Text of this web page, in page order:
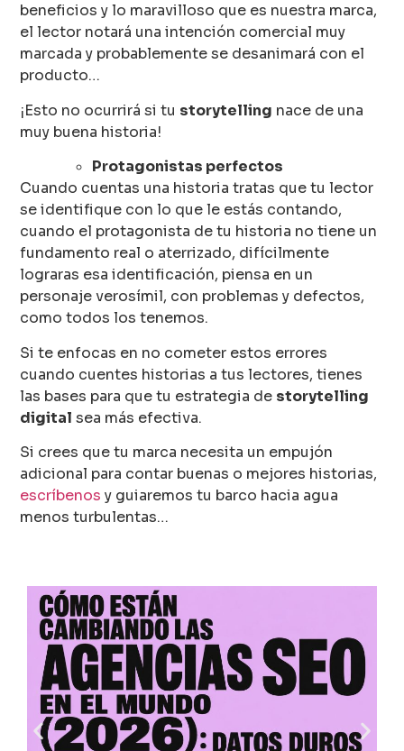
beneficios y lo maravilloso que es nuestra marca,
el lector notará una intención comercial muy
marcada y probablemente se desanimará con el
producto…
¡Esto no ocurrirá si tu storytelling nace de una
muy buena historia!
Protagonistas perfectos
Cuando cuentas una historia tratas que tu lector
se identifique con lo que le estás contando,
cuando el protagonista de tu historia no tiene un
fundamento real o aterrizado, difícilmente
lograras esa identificación, piensa en un
personaje verosímil, con problemas y defectos,
como todos los tenemos.
Si te enfocas en no cometer estos errores
cuando cuentes historias a tus lectores, tienes
las bases para que tu estrategia de storytelling
digital sea más efectiva.
Si crees que tu marca necesita un empujón
adicional para contar buenas o mejores historias,
escríbenos y guiaremos tu barco hacia agua
menos turbulentas…